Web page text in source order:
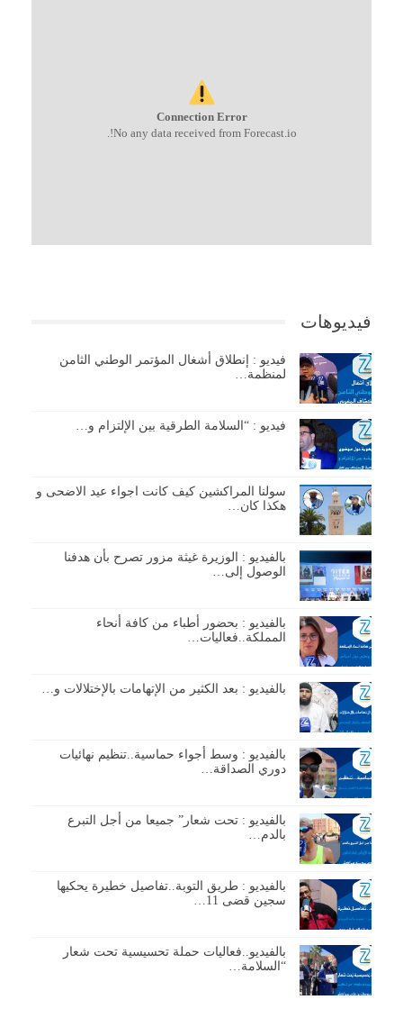
Connection Error
No any data received from Forecast.io!.
فيديوهات
فيديو : إنطلاق أشغال المؤتمر الوطني الثامن
لمنظمة…
فيديو : “السلامة الطرقية بين الإلتزام و…
سولنا المراكشين كيف كانت اجواء عيد الاضحى و
هكذا كان…
بالفيديو : الوزيرة غيثة مزور تصرح بأن هدفنا
الوصول إلى…
بالفيديو : بحضور أطباء من كافة أنحاء
المملكة..فعاليات…
بالفيديو : بعد الكثير من الإتهامات بالإختلالات و…
بالفيديو : وسط أجواء حماسية..تنظيم نهائيات
دوري الصداقة…
بالفيديو : تحت شعار” جميعا من أجل التبرع
بالدم…
بالفيديو : طريق التوبة..تفاصيل خطيرة يحكيها
سجين قضى 11…
بالفيديو..فعاليات حملة تحسيسية تحت شعار
“السلامة…